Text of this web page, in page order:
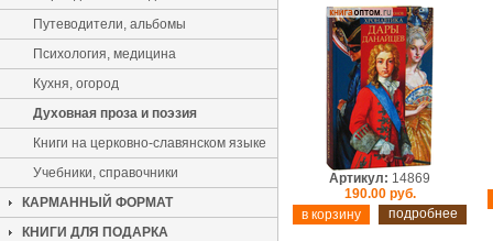
Путеводители, альбомы
Психология, медицина
Кухня, огород
Духовная проза и поэзия
Книги на церковно-славянском языке
Учебники, справочники
КАРМАННЫЙ ФОРМАТ
КНИГИ ДЛЯ ПОДАРКА
Артикул: 14869
190.00 руб.
подробнее